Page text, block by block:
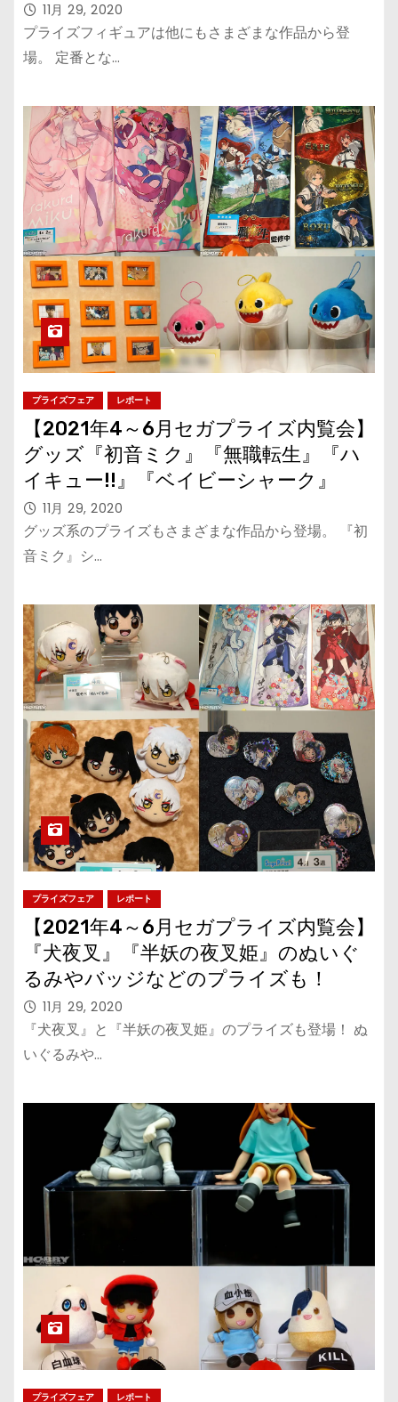
『東方Project』『五等分の花嫁』
11月 29, 2020
プライズフィギュアは他にもさまざまな作品から登
場。 定番とな…
プライズフェア レポート
【2021年4～6月セガプライズ内覧会】
グッズ『初音ミク』『無職転生』『ハ
イキュー!!』『ベイビーシャーク』
11月 29, 2020
グッズ系のプライズもさまざまな作品から登場。 『初
音ミク』シ…
プライズフェア レポート
【2021年4～6月セガプライズ内覧会】
『犬夜叉』『半妖の夜叉姫』のぬいぐ
るみやバッジなどのプライズも！
11月 29, 2020
『犬夜叉』と『半妖の夜叉姫』のプライズも登場！ ぬ
いぐるみや…
プライズフェア レポート